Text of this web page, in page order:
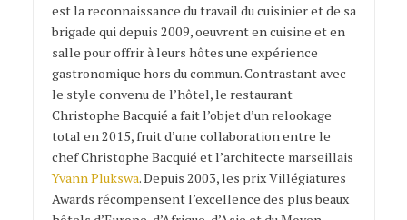
est la reconnaissance du travail du cuisinier et de sa
brigade qui depuis 2009, oeuvrent en cuisine et en
salle pour offrir à leurs hôtes une expérience
gastronomique hors du commun. Contrastant avec
le style convenu de l’hôtel, le restaurant
Christophe Bacquié a fait l’objet d’un relookage
total en 2015, fruit d’une collaboration entre le
chef Christophe Bacquié et l’architecte marseillais
Yvann Plukswa. Depuis 2003, les prix Villégiatures
Awards récompensent l’excellence des plus beaux